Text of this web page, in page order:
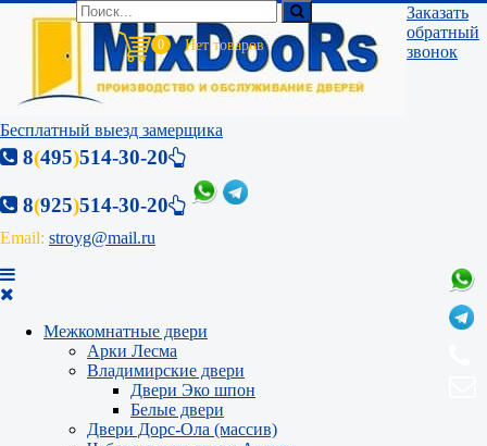
Заказать
обратный
звонок
Бесплатный выезд замерщика
8(495)514-30-20
8(925)514-30-20
Email: stroyg@mail.ru
0
Межкомнатные двери
Арки Лесма
Владимирские двери
Двери Эко шпон
Белые двери
Двери Дорс-Ола (массив)